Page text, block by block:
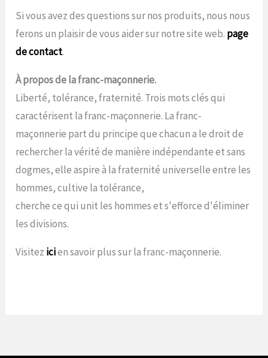
Si vous avez des questions sur nos produits, nous nous
ferons un plaisir de vous aider sur notre site web. page
de contact.
À propos de la franc-maçonnerie.
Liberté, tolérance, fraternité. Trois mots clés qui
caractérisent la franc-maçonnerie. La franc-
maçonnerie part du principe que chacun a le droit de
rechercher la vérité de manière indépendante et sans
dogmes, elle aspire à la fraternité universelle entre les
hommes, cultive la tolérance,
cherche ce qui unit les hommes et s'efforce d'éliminer
les divisions.
Visitez icien savoir plus sur la franc-maçonnerie.